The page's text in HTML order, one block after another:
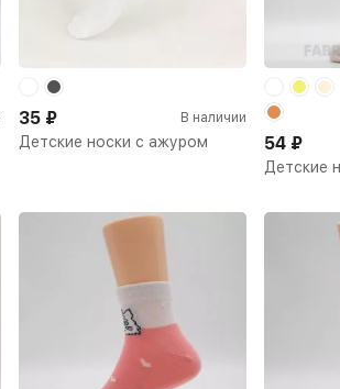
Детские носки с ажуром
35 ₽ В наличии
Детские
54 ₽